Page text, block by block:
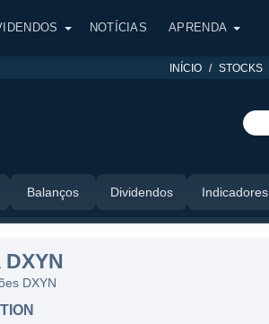
NOTÍCIAS APRENDA
INÍCIO STOCKS
Balanços Dividendos Indicadores
DXYN